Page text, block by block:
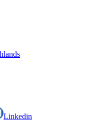
Linkedin